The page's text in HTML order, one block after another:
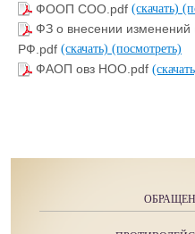
ФООП СОО.pdf (скачать)
ФЗ о внесении изменений
РФ.pdf (скачать) (посмотреть)
ФАОП овз НОО.pdf